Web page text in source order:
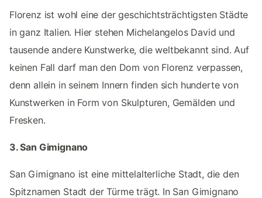
Florenz ist wohl eine der geschichtsträchtigsten Städte
in ganz Italien. Hier stehen Michelangelos David und
tausende andere Kunstwerke, die weltbekannt sind. Auf
keinen Fall darf man den Dom von Florenz verpassen,
denn allein in seinem Innern finden sich hunderte von
Kunstwerken in Form von Skulpturen, Gemälden und
Fresken.
3. San Gimignano
San Gimignano ist eine mittelalterliche Stadt, die den
Spitznamen Stadt der Türme trägt. In San Gimignano